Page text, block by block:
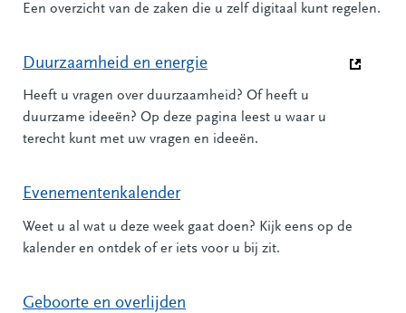
Een overzicht van de zaken die u zelf digitaal kunt regelen.
Duurzaamheid en energie
Heeft u vragen over duurzaamheid? Of heeft u
duurzame ideeën? Op deze pagina leest u waar u
terecht kunt met uw vragen en ideeën.
Evenementenkalender
Weet u al wat u deze week gaat doen? Kijk eens op de
kalender en ontdek of er iets voor u bij zit.
Geboorte en overlijden